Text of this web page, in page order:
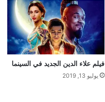
فيلم علاء الدين الجديد في السينما
يوليو 13, 2019